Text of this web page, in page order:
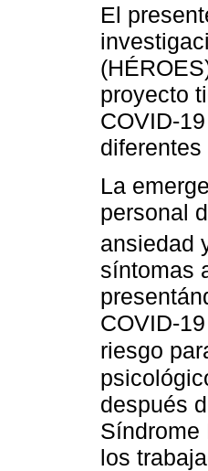
El
proyecto
COVID-
La
personal
ansiedad
síntomas
COVID-
riesgo
después
Síndrome
los